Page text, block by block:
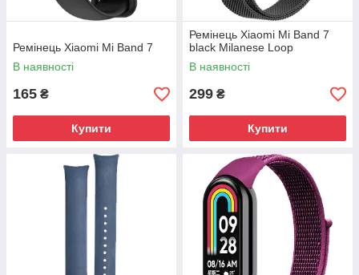
Ремінець Xiaomi Mi Band 7
В наявності
165 ₴
Купити
Ремінець Xiaomi Mi Band 7
black Milanese Loop
В наявності
299 ₴
Купити